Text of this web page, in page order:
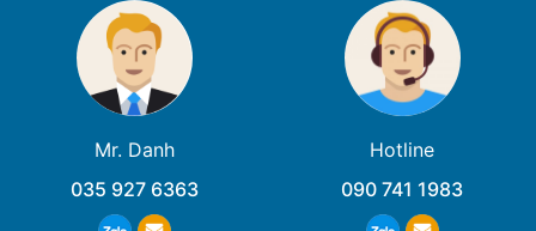
Mr. Danh
035 927 6363
Hotline
090 741 1983